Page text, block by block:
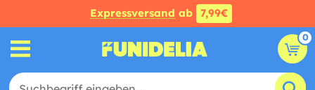
Expressversand ab 7,99€
0